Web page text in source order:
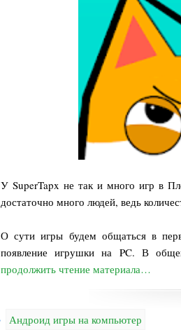
У SuperTapx не так и много игр в
достаточно много людей, ведь
О сути игры будем общаться в
появление игрушки на PC. В
продолжить чтение материала…
Андроид игры на компьютер